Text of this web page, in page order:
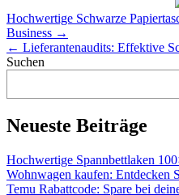
Post
navigation
Hochwertige Schwarze
Business →
← Lieferantenaudits: Effektive
Suchen
Neueste Beiträge
Hochwertige Spannbettlaken
Wohnwagen kaufen: Entdecken
Temu Rabattcode: Spare bei